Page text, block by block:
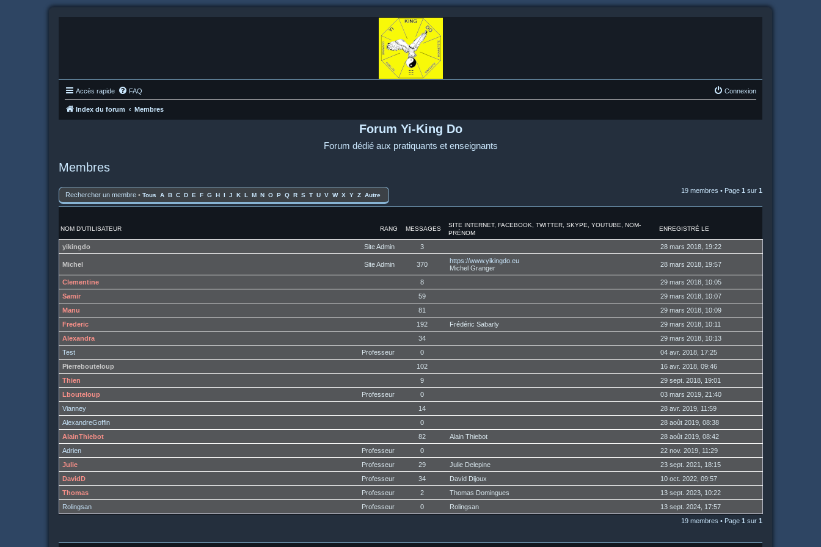
Accès rapide FAQ Connexion
Index du forum Membres
Forum Yi-King Do
Forum dédié aux pratiquants et enseignants
Membres
Rechercher un membre • Tous A B C D E F G H I J K L M N O P Q R S T U V W X Y Z Autre
19 membres • Page 1 sur 1
RANG
NOM D’UTILISATEUR MESSAGES
SITE INTERNET, FACEBOOK, TWITTER, SKYPE, YOUTUBE, NOM-
PRÉNOM
ENREGISTRÉ LE
Site Admin
yikingdo 3 28 mars 2018, 19:22
Site Admin
Michel 370
https://www.yikingdo.eu
Michel Granger
28 mars 2018, 19:57
Clementine 8
29 mars 2018, 10:05
Samir
59
29 mars 2018, 10:07
Manu
81
29 mars 2018, 10:09
Frederic
192 Frédéric Sabarly
29 mars 2018, 10:11
Alexandra
34
29 mars 2018, 10:13
Professeur
Test 0
04 avr. 2018, 17:25
Pierrebouteloup
102
16 avr. 2018, 09:46
Thien
9
29 sept. 2018, 19:01
Professeur
Lbouteloup 0
03 mars 2019, 21:40
Vianney
14
28 avr. 2019, 11:59
AlexandreGoffin
0
28 août 2019, 08:38
AlainThiebot
82 Alain Thiebot
28 août 2019, 08:42
Professeur
Adrien 0
22 nov. 2019, 11:29
Professeur
Julie 29 Julie Delepine
23 sept. 2021, 18:15
Professeur
DavidD 34 David Dijoux
10 oct. 2022, 09:57
Professeur
Thomas 2 Thomas Domingues
13 sept. 2023, 10:22
Professeur
Rolingsan 0 Rolingsan
13 sept. 2024, 17:57
19 membres • Page 1 sur 1